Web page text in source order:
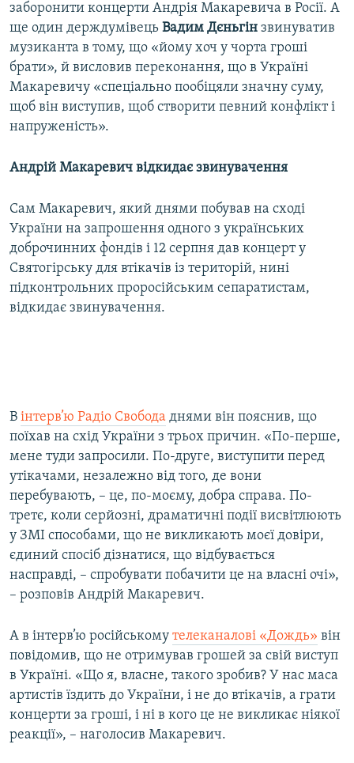
заборонити концерти Андрія Макаревича в Росії. А
ще один держдумівець Вадим Дєньгін звинуватив
музиканта в тому, що «йому хоч у чорта гроші
брати», й висловив переконання, що в Україні
Макаревичу «спеціально пообіцяли значну суму,
щоб він виступив, щоб створити певний конфлікт і
напруженість».
Андрій Макаревич відкидає звинувачення
Сам Макаревич, який днями побував на сході
України на запрошення одного з українських
доброчинних фондів і 12 серпня дав концерт у
Святогірську для втікачів із територій, нині
підконтрольних проросійським сепаратистам,
відкидає звинувачення.
В інтерв’ю Радіо Свобода днями він пояснив, що
поїхав на схід України з трьох причин. «По-перше,
мене туди запросили. По-друге, виступити перед
утікачами, незалежно від того, де вони
перебувають, – це, по-моєму, добра справа. По-
третє, коли серйозні, драматичні події висвітлюють
у ЗМІ способами, що не викликають моєї довіри,
єдиний спосіб дізнатися, що відбувається
насправді, – спробувати побачити це на власні очі»,
– розповів Андрій Макаревич.
А в інтерв’ю російському телеканалові «Дождь» він
повідомив, що не отримував грошей за свій виступ
в Україні. «Що я, власне, такого зробив? У нас маса
артистів їздить до України, і не до втікачів, а грати
концерти за гроші, і ні в кого це не викликає ніякої
реакції», – наголосив Макаревич.